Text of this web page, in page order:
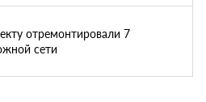
отремонтировали 7
сети